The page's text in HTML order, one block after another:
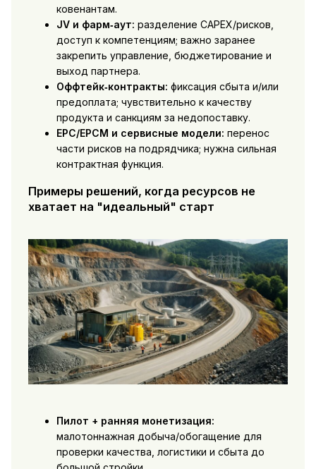
ковенантам.
JV и фарм‑аут: разделение CAPEX/рисков,
доступ к компетенциям; важно заранее
закрепить управление, бюджетирование и
выход партнера.
Оффтейк‑контракты: фиксация сбыта и/или
предоплата; чувствительно к качеству
продукта и санкциям за недопоставку.
EPC/EPCM и сервисные модели: перенос
части рисков на подрядчика; нужна сильная
контрактная функция.
Примеры решений, когда ресурсов не
хватает на "идеальный" старт
Пилот + ранняя монетизация:
малотоннажная добыча/обогащение для
проверки качества, логистики и сбыта до